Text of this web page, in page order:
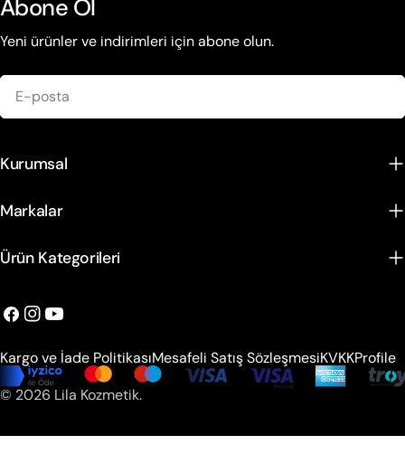
Abone Ol
Yeni ürünler ve indirimleri için abone olun.
posta
Kurumsal
Markalar
Ürün Kategorileri
Facebook
instagram
Youtube
© 2026 Lila Kozmetik.
Kargo ve İade PolitikasıMesafeli Satış SözleşmesiKVKKProfile
Ödeme
metodları